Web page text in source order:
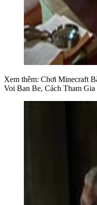
Xem thêm: Chơi Minecraft
Voi Ban Be, Cách Tham